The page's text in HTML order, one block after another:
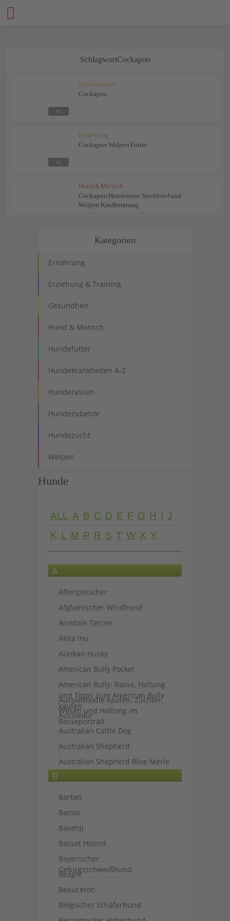
SchlagwortCockapoo
Hunderassen
Cockapoo
Ernährung
Cockapoo Welpen Futter
Hund & Mensch
Cockapoo Hunderasse Steckbrief und
Welpen Kaufberatung
Kategorien
Ernährung
Erziehung & Training
Gesundheit
Hund & Mensch
Hundefutter
Hundekrankheiten A-Z
Hunderassen
Hundezubehör
Hundezucht
Welpen
Hunde
ALL A B C D E F G H I J
K L M P R S T W X Y
A
Affenpinscher
Afghanischer Windhund
Airedale Terrier
Akita Inu
Alaskan Husky
American Bully Pocket
American Bully: Rasse, Haltung
und Tipps zum American Bully
kaufen
Aussiedoodle kaufen: Züchter,
Wesen und Haltung im
Rasseportrait
Aussiedor
Australian Cattle Dog
Australian Shepherd
Australian Shepherd Blue Merle
B
Barbet
Barsoi
Basenji
Basset Hound
Bayerischer
Gebirgsschweißhund
Beagle
Beauceron
Belgischer Schäferhund